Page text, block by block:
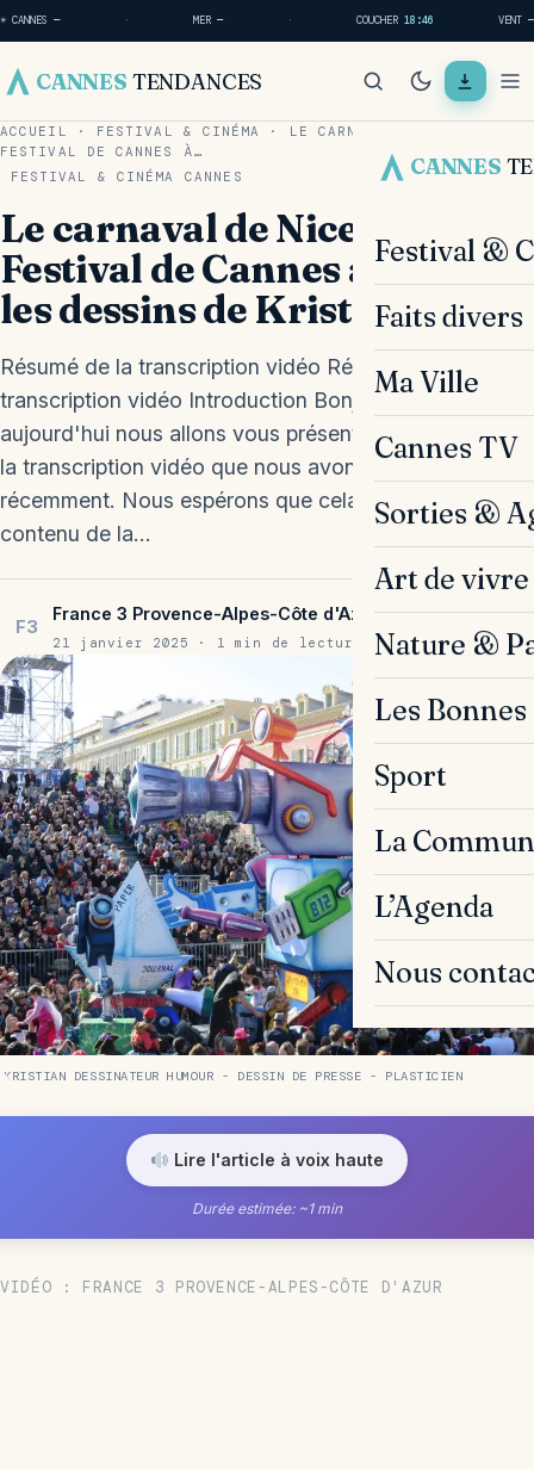
☀ CANNES — · MER— · COUCHER18:46 VENT —
CANNES TENDANCES
CANNES
Festival &
Faits divers
Ma Ville
Cannes TV
Sorties &
Art de vivre
Nature &
Les
Sport
La
L’Agenda
Nous
ACCUEIL · FESTIVAL & CINÉMA · LE CARNAVAL DE NICE ET LE
FESTIVAL DE CANNES À…
FESTIVAL & CINÉMA
CANNES
Le carnaval de Nice et le
Festival de Cannes à travers
les dessins de Kristian
Résumé de la transcription vidéo Résumé de la
transcription vidéo Introduction Bonjour cher lecteur,
aujourd'hui nous allons vous présenter un résumé de
la transcription vidéo que nous avons visionnée
récemment. Nous espérons que cela vous plaira! Le
contenu de la…
F3
France 3 Provence-Alpes-Côte d'Azur
21 janvier 2025 · 1 min de lecture
KRISTIAN DESSINATEUR HUMOUR - DESSIN DE PRESSE - PLASTICIEN
Lire l'article à voix haute
Durée estimée: ~1 min
VIDÉO : FRANCE 3 PROVENCE-ALPES-CÔTE D'AZUR